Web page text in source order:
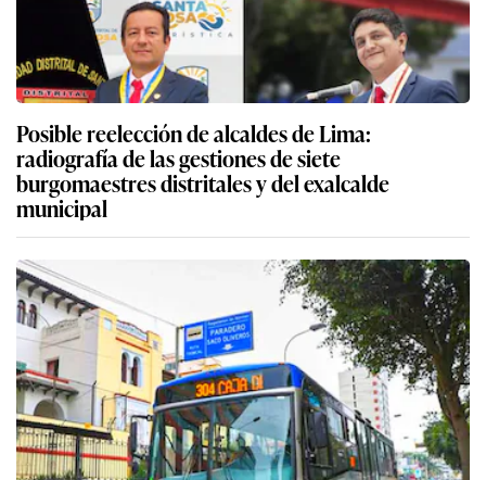
Posible reelección de alcaldes de Lima:
radiografía de las gestiones de siete
burgomaestres distritales y del exalcalde
municipal